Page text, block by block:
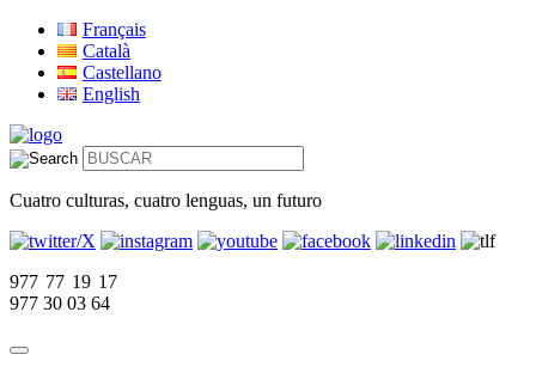
Français
Català
Castellano
English
Cuatro culturas, cuatro lenguas, un futuro
977 77 19 17
977 30 03 64